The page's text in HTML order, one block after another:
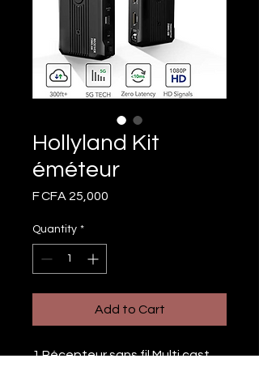
Hollyland Kit
éméteur
F CFA 25,000
Quantity *
Add to Cart
1 Récepteur sans fil Multi cast